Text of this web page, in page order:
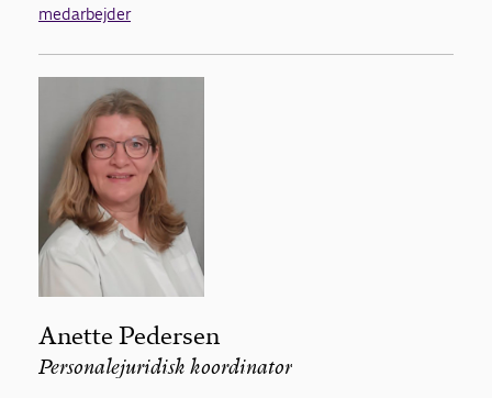
medarbejder
Anette Pedersen
Personalejuridisk koordinator